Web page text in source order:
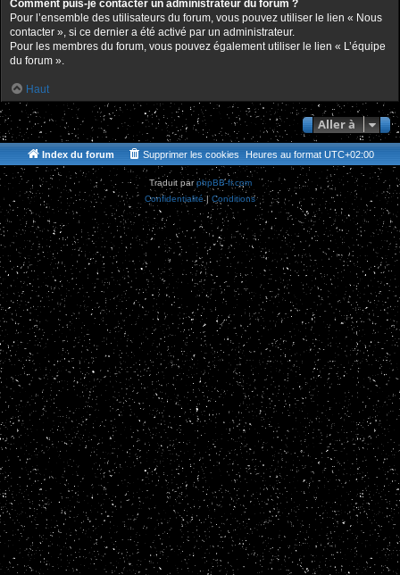
Comment puis-je contacter un administrateur du forum ?
Pour l’ensemble des utilisateurs du forum, vous pouvez utiliser le lien « Nous
contacter », si ce dernier a été activé par un administrateur.
Pour les membres du forum, vous pouvez également utiliser le lien « L’équipe
du forum ».
Haut
Aller à
Index du forum Heures au format UTC+02:00
Supprimer les cookies
Traduit parphpBB-fr.com
Confidentialité|Conditions